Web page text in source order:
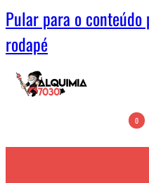
Pular para o
rodapé
0